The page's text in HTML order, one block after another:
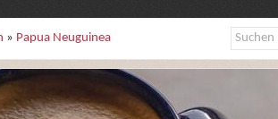
» Papua Neuguinea